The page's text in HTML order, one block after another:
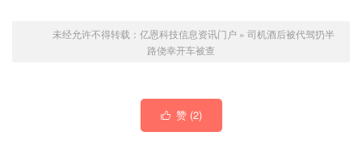
未经允许不得转载： 亿恩科技信息资讯门户 » 司机酒后被代驾扔半
路侥幸开车被查
 赞 (2)